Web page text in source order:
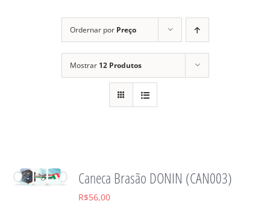
Ordernar por Preço
Mostrar 12 Produtos
Caneca Brasão DONIN (CAN003)
R$56,00